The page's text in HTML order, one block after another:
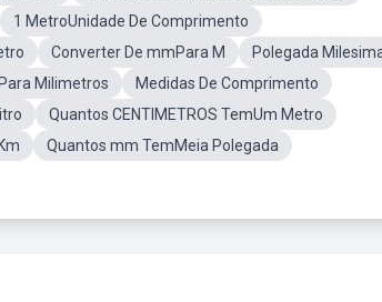
1 MetroUnidade De Comprimento
Converter De mmPara M
Polegada
Milimetros
Medidas De Comprimento
Quantos CENTIMETROS TemUm Metro
Quantos mm TemMeia Polegada